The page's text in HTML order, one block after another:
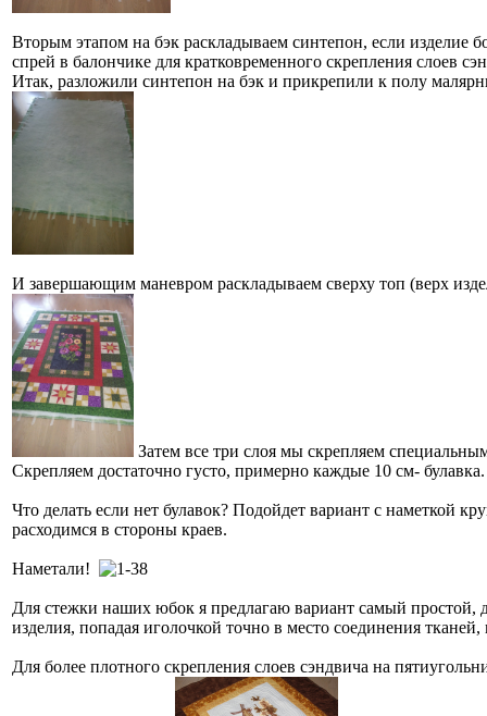
Вторым этапом на бэк раскладываем синтепон, если изделие
спрей в балончике для кратковременного скрепления слоев
Итак, разложили синтепон на бэк и прикрепили к полу
И завершающим маневром раскладываем сверху топ (верх
Затем все три слоя мы скрепляем
Скрепляем достаточно густо, примерно каждые 10 см- булавка.
Что делать если нет булавок? Подойдет вариант с наметкой
расходимся в стороны краев.
Наметали!
Для стежки наших юбок я предлагаю вариант самый простой,
изделия, попадая иголочкой точно в место соединения
Для более плотного скрепления слоев сэндвича на